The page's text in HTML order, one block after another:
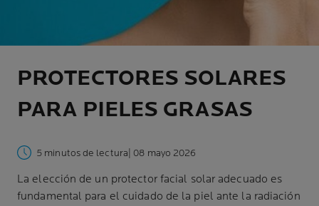
PROTECTORES SOLARES
PARA PIELES GRASAS
5 minutos de lectura | 08 mayo 2026
La elección de un protector facial solar adecuado es
fundamental para el cuidado de la piel ante la radiación